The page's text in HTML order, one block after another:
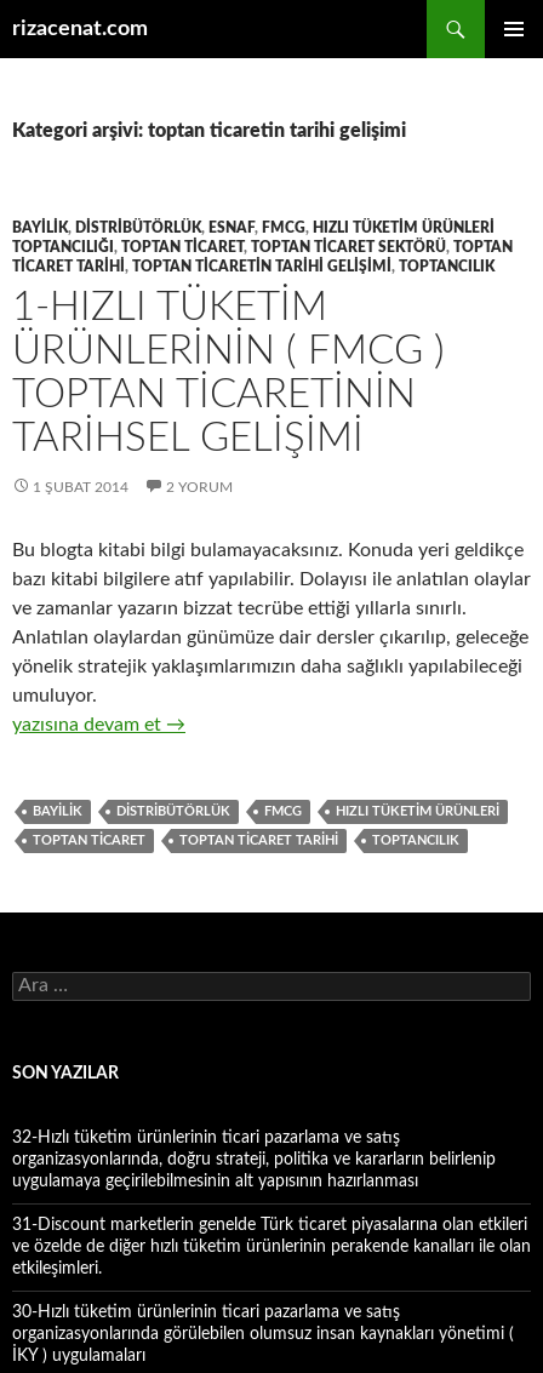
rizacenat.com
Kategori arşivi: toptan ticaretin tarihi gelişimi
BAYILIK, DISTRIBÜTÖRLÜK, ESNAF, FMCG, HIZLI TÜKETIM ÜRÜNLERI
TOPTANCILIĞI , TOPTAN TICARET, TOPTAN TICARET SEKTÖRÜ, TOPTAN
TICARET TARIHI , TOPTAN TICARETIN TARIHI GELIŞIMI , TOPTANCILIK
1-HIZLI TÜKETIM
ÜRÜNLERININ ( FMCG )
TOPTAN TICARETININ
TARIHSEL GELIŞIMI
1 ŞUBAT 2014 2 YORUM
Bu blogta kitabi bilgi bulamayacaksınız. Konuda yeri geldikçe
bazı kitabi bilgilere atıf yapılabilir. Dolayısı ile anlatılan olaylar
ve zamanlar yazarın bizzat tecrübe ettiği yıllarla sınırlı.
Anlatılan olaylardan günümüze dair dersler çıkarılıp, geleceğe
yönelik stratejik yaklaşımlarımızın daha sağlıklı yapılabileceği
umuluyor.
1-Hızlı tüketim ürünlerinin ( FMCG ) toptan ticaretinin tarihsel
yazısına devam et →
BAYILIK DISTRIBÜTÖRLÜK FMCG HIZLI TÜKETIM ÜRÜNLERI
TOPTAN TICARET TOPTAN TICARET TARIHI TOPTANCILIK
A
r
a
SON YAZILAR
32-Hızlı tüketim ürünlerinin ticari pazarlama ve satış
organizasyonlarında, doğru strateji, politika ve kararların belirlenip
uygulamaya geçirilebilmesinin alt yapısının hazırlanması
31-Discount marketlerin genelde Türk ticaret piyasalarına olan etkileri
ve özelde de diğer hızlı tüketim ürünlerinin perakende kanalları ile olan
etkileşimleri.
30-Hızlı tüketim ürünlerinin ticari pazarlama ve satış
organizasyonlarında görülebilen olumsuz insan kaynakları yönetimi (
İKY ) uygulamaları